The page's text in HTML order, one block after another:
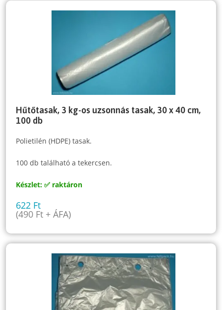
Hűtőtasak, 3 kg-os uzsonnás tasak, 30 x 40 cm,
100 db
Polietilén (HDPE) tasak.
100 db található a tekercsen.
Készlet: ✅ raktáron
622 Ft
(490 Ft + ÁFA)